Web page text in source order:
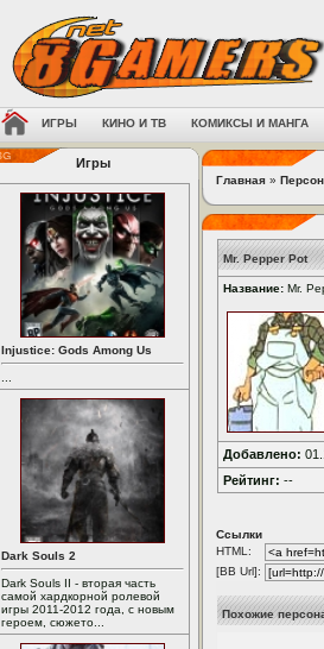
ИГРЫ КИНО И ТВ КОМИКСЫ И МАНГА
Игры
Injustice: Gods Among Us
Dark Souls 2
Dark Souls II - вторая часть
самой хардкорной ролевой
игры 2011-2012 года, с новым
героем, сюжето...
Главная »
Mr. Pepper Pot
Название: Mr.
Добавлено:
Рейтинг: --
Ссылки
HTML:
[BB Url]:
Похожие